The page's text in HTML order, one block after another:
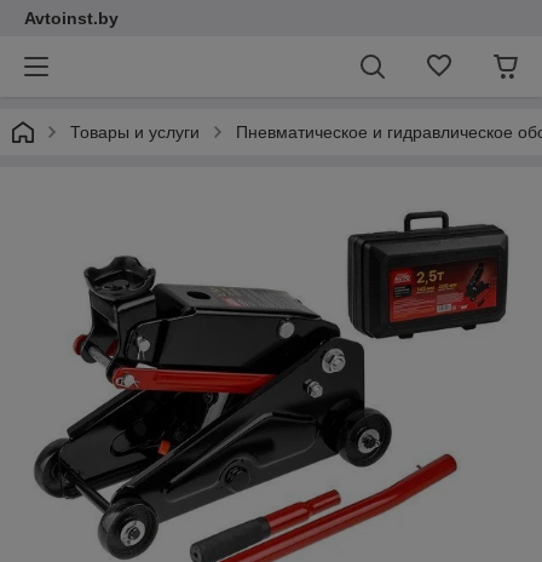
Avtoinst.by
Товары и услуги Пневматическое и гидравлическое